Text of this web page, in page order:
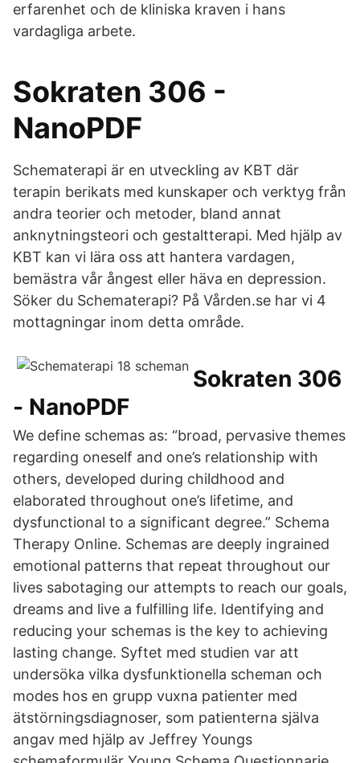
erfarenhet och de kliniska kraven i hans
vardagliga arbete.
Sokraten 306 -
NanoPDF
Schematerapi är en utveckling av KBT där
terapin berikats med kunskaper och verktyg från
andra teorier och metoder, bland annat
anknytningsteori och gestaltterapi. Med hjälp av
KBT kan vi lära oss att hantera vardagen,
bemästra vår ångest eller häva en depression.
Söker du Schematerapi? På Vården.se har vi 4
mottagningar inom detta område.
Sokraten 306
- NanoPDF
We define schemas as: “broad, pervasive themes
regarding oneself and one’s relationship with
others, developed during childhood and
elaborated throughout one’s lifetime, and
dysfunctional to a significant degree.” Schema
Therapy Online. Schemas are deeply ingrained
emotional patterns that repeat throughout our
lives sabotaging our attempts to reach our goals,
dreams and live a fulfilling life. Identifying and
reducing your schemas is the key to achieving
lasting change. Syftet med studien var att
undersöka vilka dysfunktionella scheman och
modes hos en grupp vuxna patienter med
ätstörningsdiagnoser, som patienterna själva
angav med hjälp av Jeffrey Youngs